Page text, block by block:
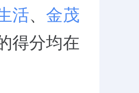
活、 金茂
得分均在